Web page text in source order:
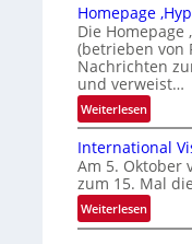
Homepage
Die Homepage
(betrieben von
Nachrichten
und verweist…
Weiterlesen:
H
o
m
e
p
a
International
Am 5. Oktober
zum 15. Mal
Weiterlesen:
I